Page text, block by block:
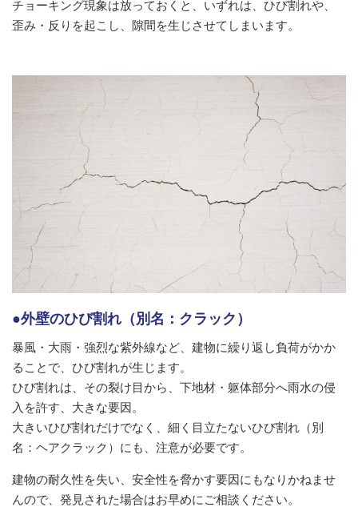
チョーキング現象は放っておくと、いずれは、ひび割れや、
歪み・反りを起こし、隙間を生じさせてしまいます。
●外壁のひび割れ（別名：クラック）
暴風・大雨・強烈な紫外線など、建物に繰り返し負荷がかか
ることで、ひび割れが生じます。
ひび割れは、その裂け目から、下地材・躯体部分へ雨水の侵
入を許す、大きな要因。
大きいひび割れだけでなく、細く目立たないひび割れ（別
名：ヘアクラック）にも、注意が必要です。
建物の耐久性を失い、安全性を脅かす要因にもなりかねませ
んので、発見された場合はお早めにご相談ください。